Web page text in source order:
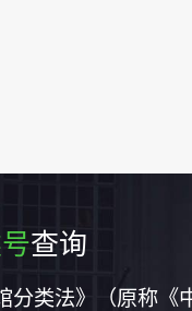
查询
分类法》（原称